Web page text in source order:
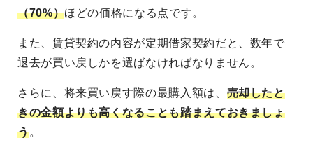
（70%）ほどの価格になる点です。
また、賃貸契約の内容が定期借家契約だと、数年で
退去が買い戻しかを選ばなければなりません。
さらに、将来買い戻す際の最購入額は、 売却したと
きの金額よりも高くなることも踏まえておきましょ
う。